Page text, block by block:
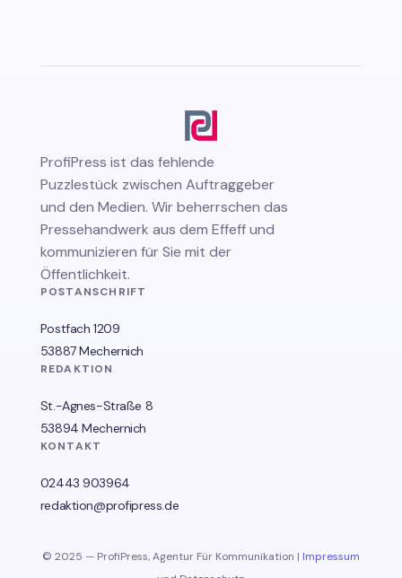
ProfiPress ist das fehlende
Puzzlestück zwischen Auftraggeber
und den Medien. Wir beherrschen das
Pressehandwerk aus dem Effeff und
kommunizieren für Sie mit der
Öffentlichkeit.
POSTANSCHRIFT
Postfach 1209
53887 Mechernich
REDAKTION
St.-Agnes-Straße 8
53894 Mechernich
KONTAKT
02443 903964
redaktion@profipress.de
© 2025 — ProfiPress, Agentur Für Kommunikation | Impressum